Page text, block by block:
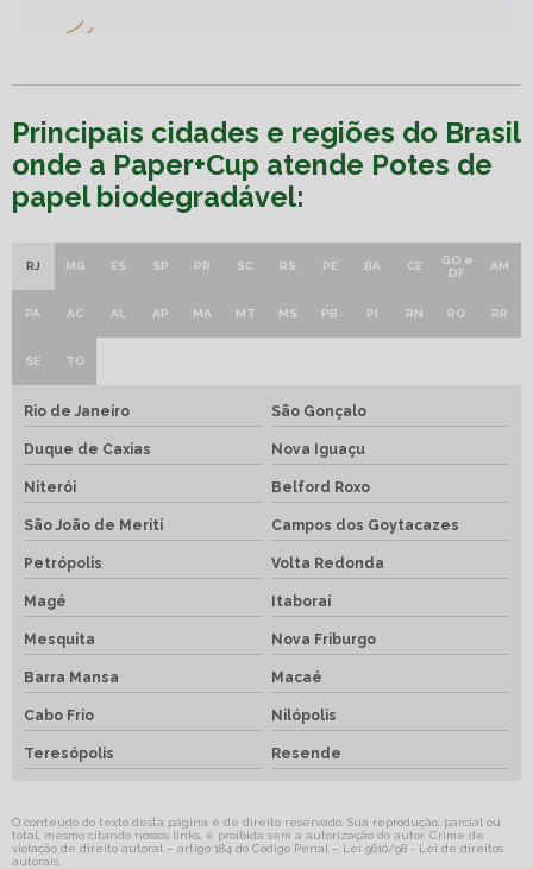
Principais cidades e regiões do Brasil
onde a Paper+Cup atende Potes de
papel biodegradável:
RJ MG ES SP PR SC RS PE BA CE
GO e
DF
AM
PA AC AL AP MA MT MS PB PI RN RO RR
SE TO
Rio de Janeiro São Gonçalo
Duque de Caxias Nova Iguaçu
Niterói Belford Roxo
São João de Meriti Campos dos Goytacazes
Petrópolis Volta Redonda
Magé Itaboraí
Mesquita Nova Friburgo
Barra Mansa Macaé
Cabo Frio Nilópolis
Teresópolis Resende
O conteúdo do texto desta página é de direito reservado. Sua reprodução, parcial ou
total, mesmo citando nossos links, é proibida sem a autorização do autor. Crime de
violação de direito autoral – artigo 184 do Código Penal – Lei 9610/98 - Lei de direitos
autorais